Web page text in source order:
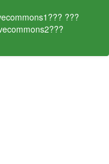
???